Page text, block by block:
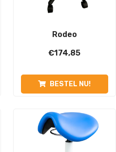
Rodeo
€174,85
BESTEL NU!